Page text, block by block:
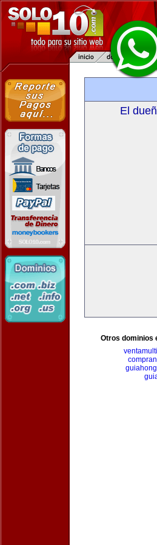
El
Otros dominios